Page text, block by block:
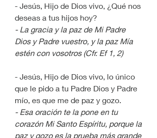
- Jesús, Hijo de Dios vivo, ¿Qué nos
deseas a tus hijos hoy?
- La gracia y la paz de Mi Padre
Dios y Padre vuestro, y la paz Mía
estén con vosotros (Cfr. Ef 1, 2)
- Jesús, Hijo de Dios vivo, lo único
que le pido a tu Padre Dios y Padre
mío, es que me de paz y gozo.
- Esa oración te la pone en tu
corazón Mi Santo Espíritu, porque la
paz y gozo es la prueba más grande